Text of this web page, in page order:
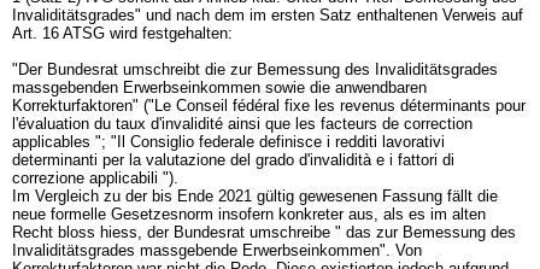
Invaliditätsgrades" und nach dem im ersten Satz enthaltenen Verweis auf
Art. 16 ATSG wird festgehalten:
"Der Bundesrat umschreibt die zur Bemessung des Invaliditätsgrades
massgebenden Erwerbseinkommen sowie die anwendbaren
Korrekturfaktoren" ("Le Conseil fédéral fixe les revenus déterminants pour
l'évaluation du taux d'invalidité ainsi que les facteurs de correction
applicables "; "Il Consiglio federale definisce i redditi lavorativi
determinanti per la valutazione del grado d'invalidità e i fattori di
correzione applicabili ").
Im Vergleich zu der bis Ende 2021 gültig gewesenen Fassung fällt die
neue formelle Gesetzesnorm insofern konkreter aus, als es im alten
Recht bloss hiess, der Bundesrat umschreibe " das zur Bemessung des
Invaliditätsgrades massgebende Erwerbseinkommen". Von